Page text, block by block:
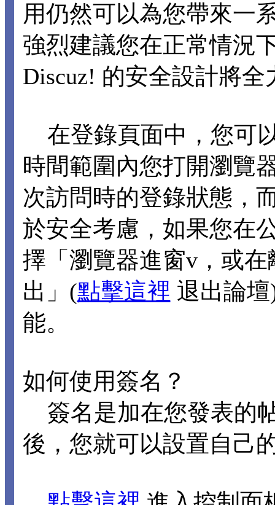
用仍然可以為您帶來一
強烈建議您在正常情況
Discuz! 的安全設計將
在登錄頁面中，您可
時間範圍內您打開瀏覽
次訪問時的登錄狀態，
於安全考慮，如果您在
擇「瀏覽器進窗v，或
出」(點擊這裡 退出論
能。
如何使用簽名？
簽名是加在您發表的
後，您就可以設置自己